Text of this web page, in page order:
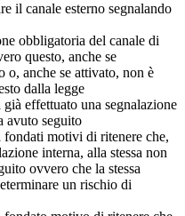
il canale esterno segnalando
obbligatoria del canale di
questo, anche se
o, anche se attivato, non è
dalla legge
già effettuato una segnalazione
avuto seguito
fondati motivi di ritenere che,
interna, alla stessa non
ovvero che la stessa
un rischio di